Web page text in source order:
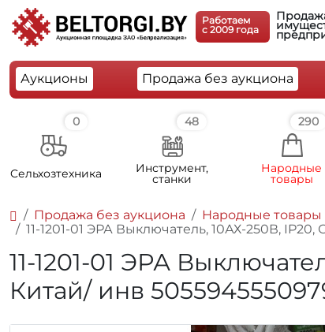
Работаем
c 2009 года
Аукционы Продажа без аукциона
0
Cельхозтехника
48
Инструмент,
станки
290
Народные
товары
Продажа без аукциона Народные товары
11-1201-01 ЭРА Выключатель, 10АХ-250В,
11-1201-01 ЭРА
Китай/ инв